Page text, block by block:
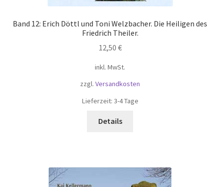
Band 12: Erich Döttl und Toni Welzbacher. Die Heiligen des
Friedrich Theiler.
12,50 €
inkl. MwSt.
zzgl. Versandkosten
Lieferzeit: 3-4 Tage
Details